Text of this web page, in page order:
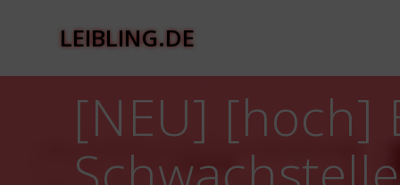
LEIBLING.DE
[NEU] [hoch]